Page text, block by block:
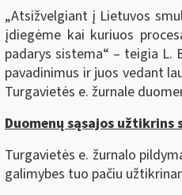
„Atsižvelgiant į Lietuvos
įdiegėme kai kuriuos
padarys sistema“ – teigia L.
pavadinimus ir juos vedant
Turgavietės e. žurnale
Duomenų sąsajos
Turgavietės e. žurnalo
galimybes tuo pačiu